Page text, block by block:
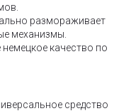
размораживает
механизмы.
качество по
средство